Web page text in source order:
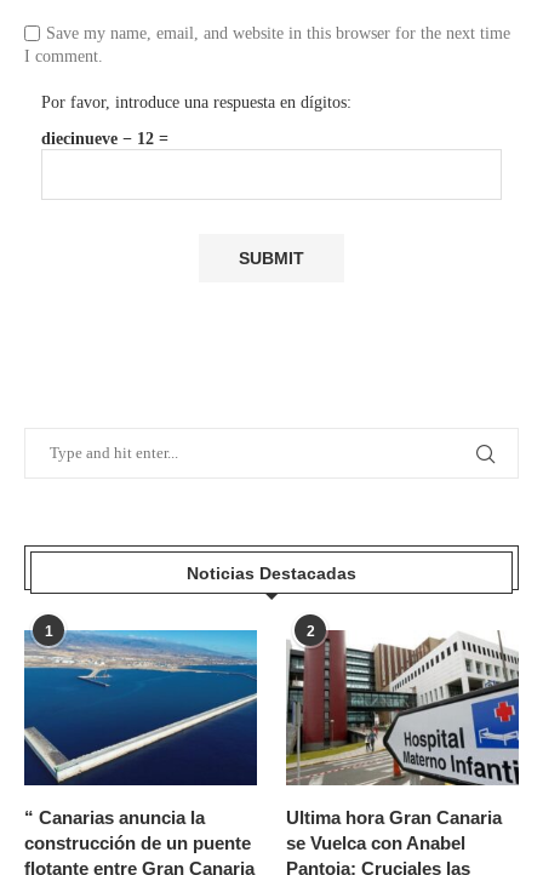
Save my name, email, and website in this browser for the next time
I comment.
Por favor, introduce una respuesta en dígitos:
diecinueve − 12 =
Noticias Destacadas
1
“ Canarias anuncia la
construcción de un puente
flotante entre Gran Canaria
2
Ultima hora Gran Canaria
se Vuelca con Anabel
Pantoja: Cruciales las